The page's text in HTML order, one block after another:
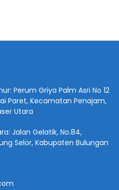
Perum Griya Palm Asri No 12
Paret, Kecamatan Penajam,
Utara
Jalan Gelatik, No.84,
Selor, Kabupaten Bulungan